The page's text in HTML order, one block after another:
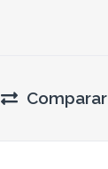
Comparar